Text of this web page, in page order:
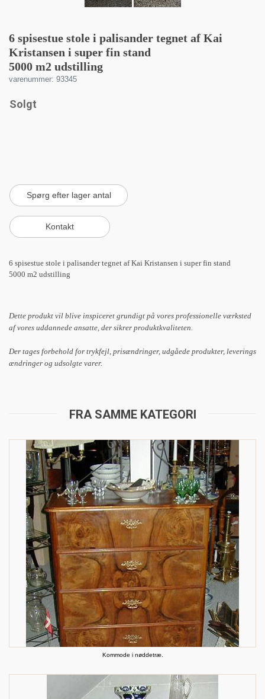
6 spisestue stole i palisander tegnet af Kai
Kristansen i super fin stand
5000 m2 udstilling
varenummer: 93345
Solgt
6 spisestue stole i palisander tegnet af Kai Kristansen i super fin stand
5000 m2 udstilling
Dette produkt vil blive inspiceret grundigt på vores professionelle værksted
af vores uddannede ansatte, der sikrer produktkvaliteten.
Der tages forbehold for trykfejl, prisændringer, udgåede produkter, leverings
ændringer og udsolgte varer.
FRA SAMME KATEGORI
Kommode i nøddetræ.